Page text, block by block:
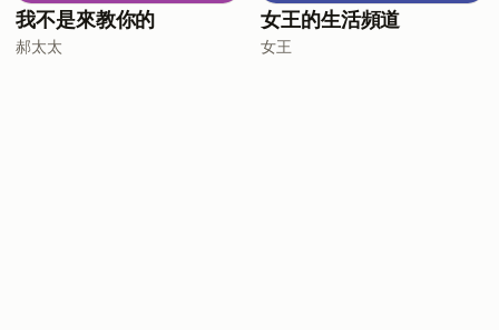
我不是來教你的
郝太太
女王的生活頻道
女王